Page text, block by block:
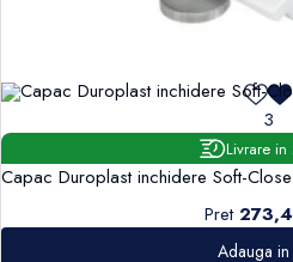
3
Livrare
Capac Duroplast inchidere Soft-
Pret
Adauga